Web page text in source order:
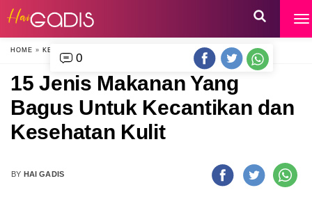
HOME » KECANTIKAN
15 Jenis Makanan Yang
Bagus Untuk Kecantikan dan
Kesehatan Kulit
BY HAI GADIS
0